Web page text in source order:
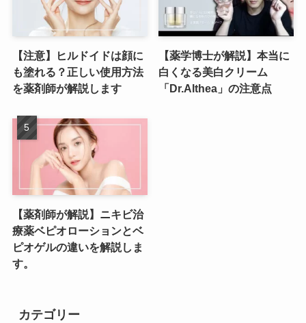
【注意】ヒルドイドは顔に
も塗れる？正しい使用方法
を薬剤師が解説します
【薬学博士が解説】本当に
白くなる美白クリーム
「Dr.Althea」の注意点
【薬剤師が解説】ニキビ治
療薬ベピオローションとベ
ピオゲルの違いを解説しま
す。
カテゴリー